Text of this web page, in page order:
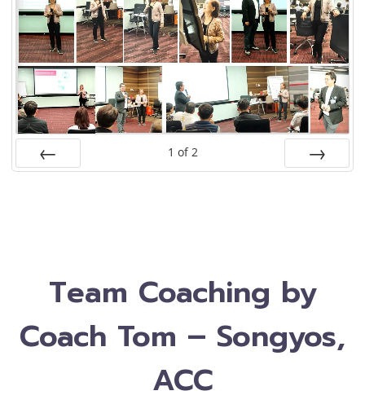
1 of 2
Team Coaching by
Coach Tom – Songyos,
ACC